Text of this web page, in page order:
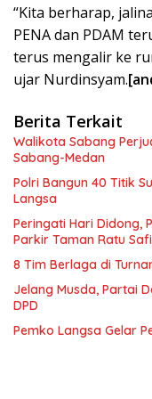
“Kita berharap,
PENA dan PDAM
terus mengalir ke
ujar Nurdinsyam.
Berita Terkait
Walikota Sabang
Sabang-Medan
Polri Bangun 40 Titik
Langsa
Peringati Hari Didong,
Parkir Taman Ratu
8 Tim Berlaga di
Jelang Musda, Partai
DPD
Pemko Langsa Gelar